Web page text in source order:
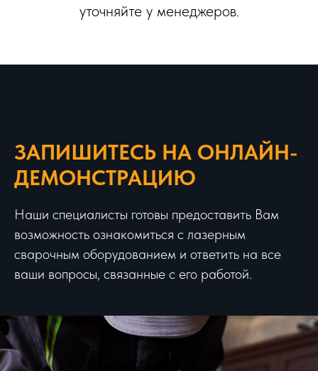
уточняйте у менеджеров.
ЗАПИШИТЕСЬ НА ОНЛАЙН-
ДЕМОНСТРАЦИЮ
Наши специалисты готовы предоставить Вам
возможность ознакомиться с лазерным
сварочным оборудованием и ответить на все
ваши вопросы, связанные с его работой.